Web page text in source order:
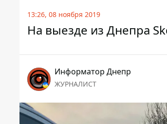
13:26, 08 ноября 2019
На выезде из Днепра
Информатор Днепр
ЖУРНАЛИСТ